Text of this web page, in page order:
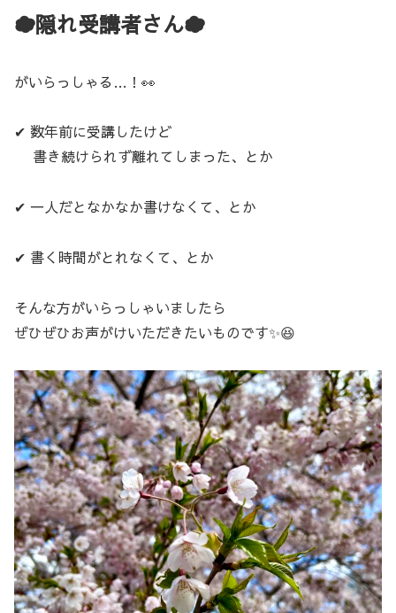
☁️隠れ受講者さん☁️
がいらっしゃる…！👀
✔ 数年前に受講したけど
書き続けられず離れてしまった、とか
✔ 一人だとなかなか書けなくて、とか
✔ 書く時間がとれなくて、とか
そんな方がいらっしゃいましたら
ぜひぜひお声がけいただきたいものです✨😆